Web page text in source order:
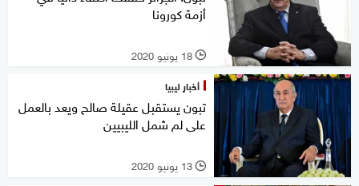
أزمة كورونا
l 18 يونيو 2020
أخبار ليبيا
تبون يستقبل عقيلة صالح ويعد بالعمل
على لم شمل الليبيين
l 13 يونيو 2020